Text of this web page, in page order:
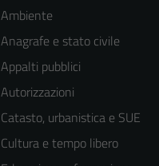
Ambiente
Anagrafe e stato civile
Appalti pubblici
Autorizzazioni
Catasto, urbanistica e SUE
Cultura e tempo libero